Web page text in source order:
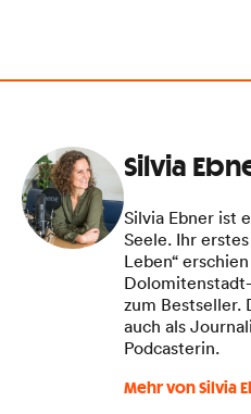
Silvia
Silvia Ebner ist
Seele. Ihr
Leben“
zum Bestseller.
auch als
Podcasterin.
Mehr von Silvia